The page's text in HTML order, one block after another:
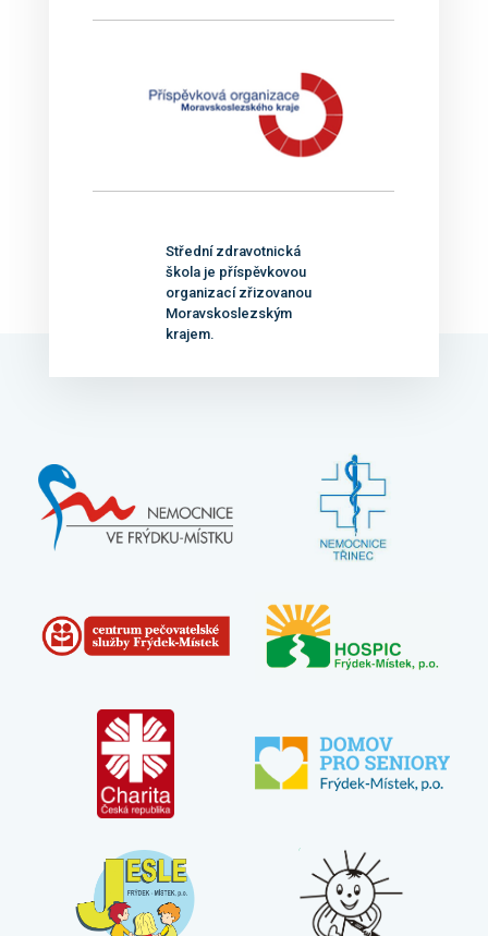
Střední zdravotnická
škola je příspěvkovou
organizací zřizovanou
Moravskoslezským
krajem.